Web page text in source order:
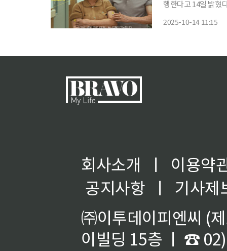
행한다고 14일 밝혔
2025-10-14 11:15
회사소개 ㅣ
이용약
공지사항
ㅣ
기사제
㈜이투데이피엔씨 (
이빌딩 15층 ㅣ ☎